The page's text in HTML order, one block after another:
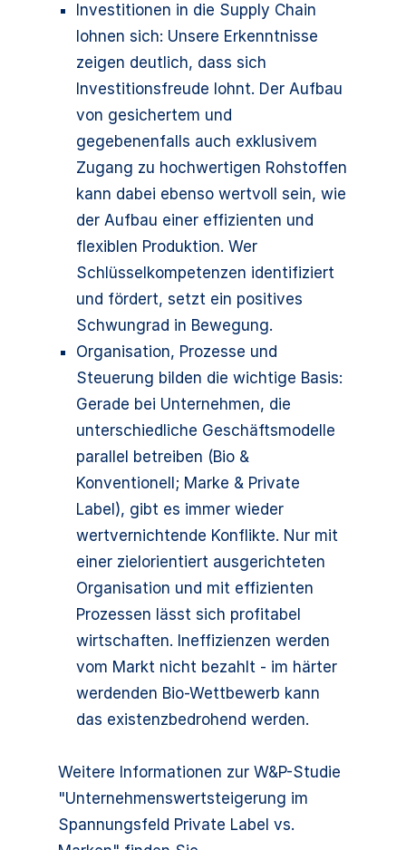
Investitionen in die Supply Chain
lohnen sich: Unsere Erkenntnisse
zeigen deutlich, dass sich
Investitionsfreude lohnt. Der Aufbau
von gesichertem und
gegebenenfalls auch exklusivem
Zugang zu hochwertigen Rohstoffen
kann dabei ebenso wertvoll sein, wie
der Aufbau einer effizienten und
flexiblen Produktion. Wer
Schlüsselkompetenzen identifiziert
und fördert, setzt ein positives
Schwungrad in Bewegung.
Organisation, Prozesse und
Steuerung bilden die wichtige Basis:
Gerade bei Unternehmen, die
unterschiedliche Geschäftsmodelle
parallel betreiben (Bio &
Konventionell; Marke & Private
Label), gibt es immer wieder
wertvernichtende Konflikte. Nur mit
einer zielorientiert ausgerichteten
Organisation und mit effizienten
Prozessen lässt sich profitabel
wirtschaften. Ineffizienzen werden
vom Markt nicht bezahlt - im härter
werdenden Bio-Wettbewerb kann
das existenzbedrohend werden.
Weitere Informationen zur W&P-Studie
"Unternehmenswertsteigerung im
Spannungsfeld Private Label vs.